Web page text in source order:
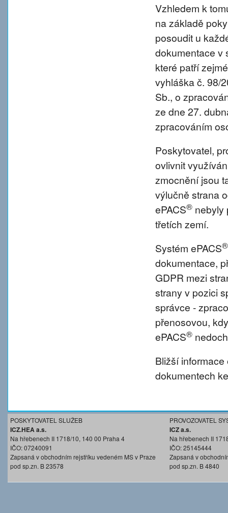
Vzhledem k
na základě
posoudit u
dokumentace v
které patří
vyhláška č. 98/
Sb., o
ze dne 27.
zpracováním
Poskytovatel,
ovlivnit
zmocnění jsou
výlučně strana
ePACS® nebyly
třetích zemí.
Systém ePACS®
dokumentace,
GDPR mezi
strany v pozici
správce -
přenosovou,
ePACS®
Bližší
dokumentech
POSKYTOVATEL SLUŽEB
ICZ.HEA a.s.
Na hřebenech II 1718/10, 140 00 Praha 4
IČO: 07240091
Zapsaná v obchodním rejstříku vedeném MS v Praze
pod sp.zn. B 23578
PROVOZOVATEL
ICZ a.s.
Na hřebenech II
IČO: 25145444
Zapsaná v
pod sp.zn. B 4840